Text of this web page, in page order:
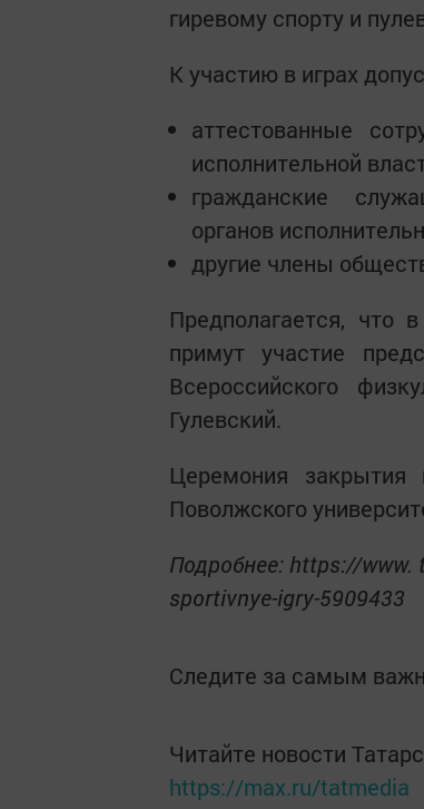
гиревому спорту и
К участию в играх
аттестованные
исполнительной
гражданские
органов
другие члены
Предполагается, что
примут участие
Всероссийского
Гулевский.
Церемония
Поволжского
Подробнее: https://www.
sportivnye-igry-5909433
Следите за самым
Читайте новости
https://max.ru/tatmedia